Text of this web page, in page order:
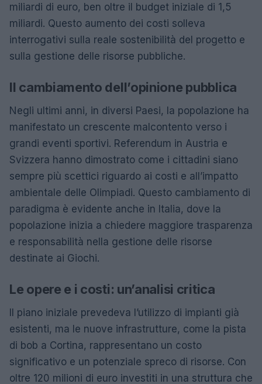
miliardi di euro, ben oltre il budget iniziale di 1,5
miliardi. Questo aumento dei costi solleva
interrogativi sulla reale sostenibilità del progetto e
sulla gestione delle risorse pubbliche.
Il cambiamento dell’opinione pubblica
Negli ultimi anni, in diversi Paesi, la popolazione ha
manifestato un crescente malcontento verso i
grandi eventi sportivi. Referendum in Austria e
Svizzera hanno dimostrato come i cittadini siano
sempre più scettici riguardo ai costi e all’impatto
ambientale delle Olimpiadi. Questo cambiamento di
paradigma è evidente anche in Italia, dove la
popolazione inizia a chiedere maggiore trasparenza
e responsabilità nella gestione delle risorse
destinate ai Giochi.
Le opere e i costi: un’analisi critica
Il piano iniziale prevedeva l’utilizzo di impianti già
esistenti, ma le nuove infrastrutture, come la pista
di bob a Cortina, rappresentano un costo
significativo e un potenziale spreco di risorse. Con
oltre 120 milioni di euro investiti in una struttura che